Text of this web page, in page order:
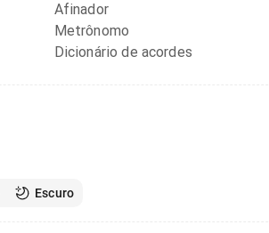
Afinador
Metrônomo
Dicionário de acordes
Escuro